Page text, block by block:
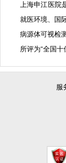
上海申江医
就医环境、国
病源体可视检
所评为“全国十
服